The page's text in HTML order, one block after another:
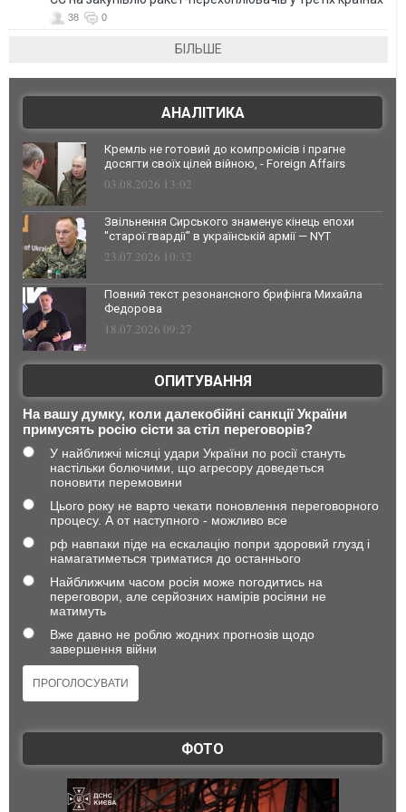
38 0
БІЛЬШЕ
АНАЛІТИКА
Кремль не готовий до компромісів і прагне
досягти своїх цілей війною, - Foreign Affairs
03.08.2026 13:02
Звільнення Сирського знаменує кінець епохи
"старої гвардії" в українській армії — NYT
23.07.2026 10:32
Повний текст резонансного брифінга Михайла
Федорова
18.07.2026 09:27
ОПИТУВАННЯ
На вашу думку, коли далекобійні санкції України
примусять росію сісти за стіл переговорів?
У найближчі місяці удари України по росії стануть
настільки болючими, що агресору доведеться
поновити перемовини
Цього року не варто чекати поновлення переговорного
процесу. А от наступного - можливо все
рф навпаки піде на ескалацію попри здоровий глузд і
намагатиметься триматися до останнього
Найближчим часом росія може погодитись на
переговори, але серйозних намірів росіяни не
матимуть
Вже давно не роблю жодних прогнозів щодо
завершення війни
ФОТО